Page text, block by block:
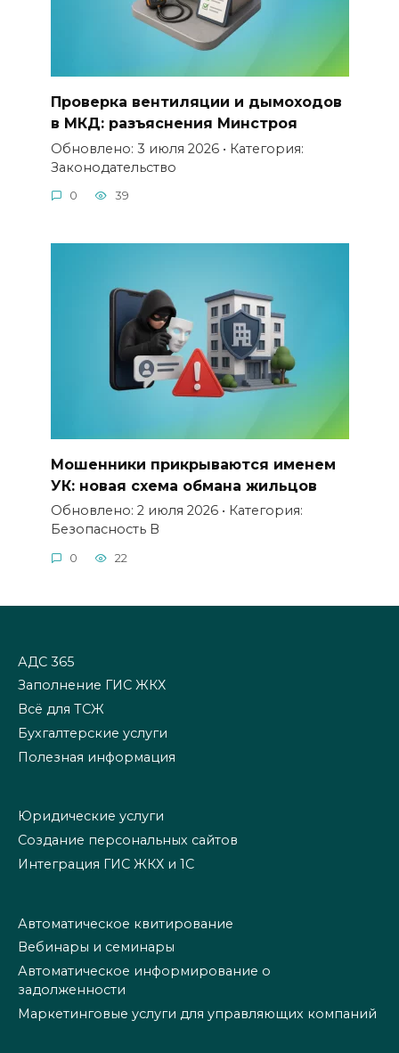
Проверка вентиляции и дымоходов
в МКД: разъяснения Минстроя
Обновлено: 3 июля 2026 • Категория:
Законодательство
0 39
Мошенники прикрываются именем
УК: новая схема обмана жильцов
Обновлено: 2 июля 2026 • Категория:
Безопасность В
0 22
АДС 365
Заполнение ГИС ЖКХ
Всё для ТСЖ
Бухгалтерские услуги
Полезная информация
Юридические услуги
Создание персональных сайтов
Интеграция ГИС ЖКХ и 1С
Автоматическое квитирование
Вебинары и семинары
Автоматическое информирование о
задолженности
Маркетинговые услуги для управляющих компаний